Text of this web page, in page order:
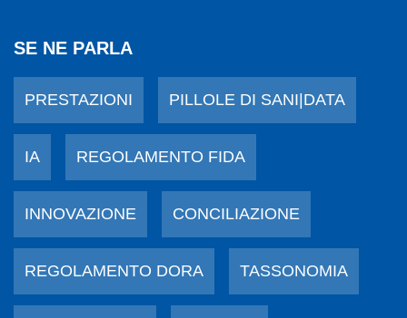
SE NE PARLA
PRESTAZIONI PILLOLE DI SANI|DATA
IA REGOLAMENTO FIDA
INNOVAZIONE CONCILIAZIONE
REGOLAMENTO DORA TASSONOMIA